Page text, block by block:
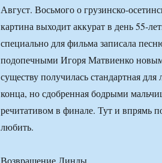
Август. Восьмого о грузинско-
картина выходит аккурат в день 55-
специально для фильма записала
подопечными Игоря Матвиенко
существу получилась стандартная
конца, но сдобренная бодрыми
речитативом в финале. Тут и впрямь
любить.